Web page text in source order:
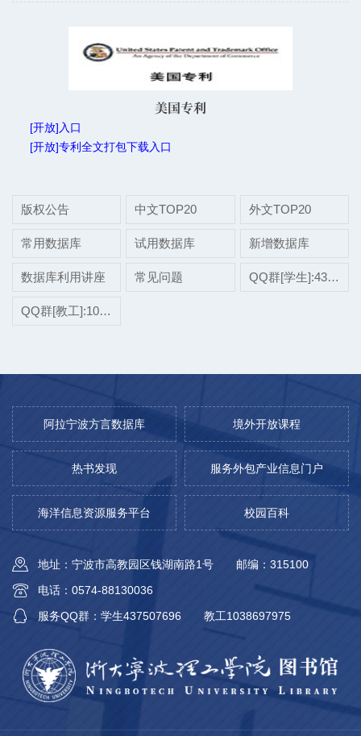
美国专利
[开放]入口
[开放]专利全文打包下载入口
版权公告 中文TOP20 外文TOP20
常用数据库 试用数据库 新增数据库
数据库利用讲座 常见问题 QQ群[学生]:437507696
QQ群[教工]:1038697975
阿拉宁波方言数据库 境外开放课程
热书发现 服务外包产业信息门户
海洋信息资源服务平台 校园百科
地址：宁波市高教园区钱湖南路1号
邮编：315100
电话：0574-88130036
服务QQ群：学生437507696
教工1038697975